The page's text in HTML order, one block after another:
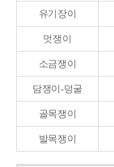
유기장이
멋쟁이
소금쟁이
담쟁이-덩굴
골목쟁이
발목쟁이